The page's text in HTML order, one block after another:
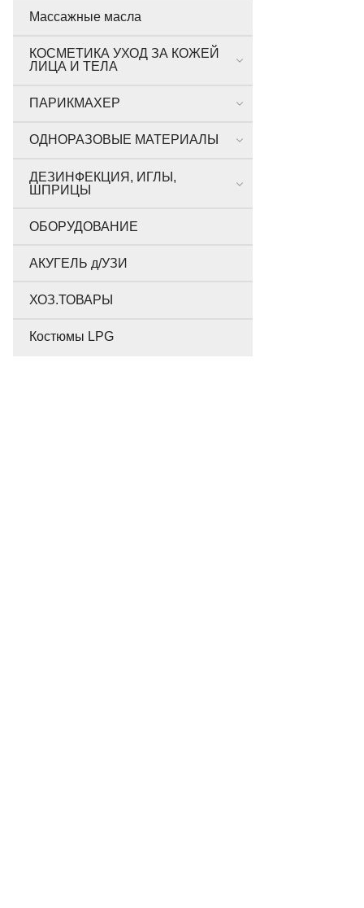
Массажные масла
КОСМЕТИКА УХОД ЗА КОЖЕЙ
ЛИЦА И ТЕЛА
ПАРИКМАХЕР
ОДНОРАЗОВЫЕ МАТЕРИАЛЫ
ДЕЗИНФЕКЦИЯ, ИГЛЫ,
ШПРИЦЫ
ОБОРУДОВАНИЕ
АКУГЕЛЬ д/УЗИ
ХОЗ.ТОВАРЫ
Костюмы LPG